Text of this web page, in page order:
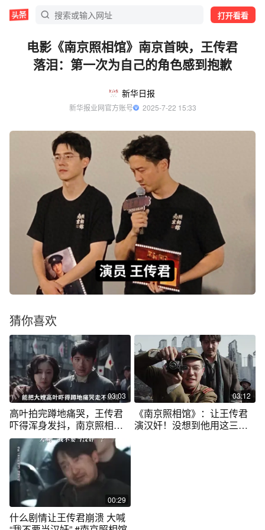
打开看看
电影《南京照相馆》南京首映，王传君
落泪：第一次为自己的角色感到抱歉
新华日报
新华报业网官方账号
  2025-7-22 15:33
猜你喜欢
03:03
高叶拍完蹲地痛哭，王传君
吓得浑身发抖，南京照相馆
究竟多敢拍？
03:12
《南京照相馆》：让王传君
演汉奸！没想到他用这三场
00:29
什么剧情让王传君崩溃 大喊